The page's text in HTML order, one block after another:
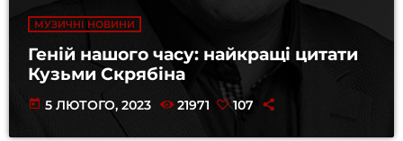
МУЗИЧНІ НОВИНИ
Геній нашого часу: найкращі цитати
Кузьми Скрябіна
today 5 ЛЮТОГО, 2023 21971 107